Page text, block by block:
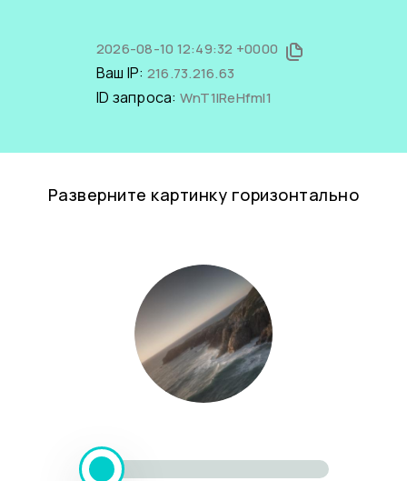
2026-08-10 12:49:32 +0000
Ваш IP: 216.73.216.63
ID запроса: WnT1IReHfmI1
Разверните картинку горизонтально